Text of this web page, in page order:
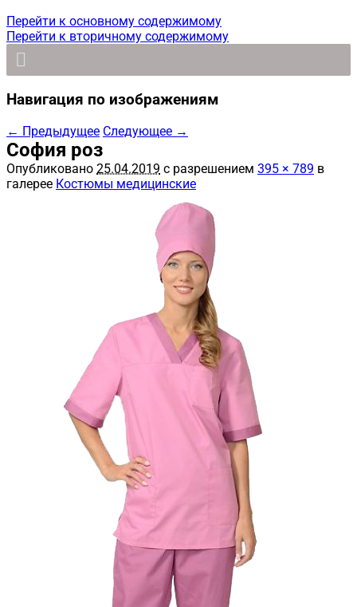
Перейти к основному содержимому
Перейти к вторичному содержимому
Навигация по изображениям
← Предыдущее Следующее →
София роз
Опубликовано 25.04.2019 с разрешением 395 × 789 в
галерее Костюмы медицинские